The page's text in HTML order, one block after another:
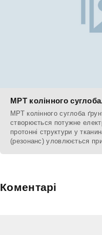
МРТ колінного
МРТ колінного суглоба
створюється потужне
протонні структури у
(резонанс) уловлюється
Коментарі